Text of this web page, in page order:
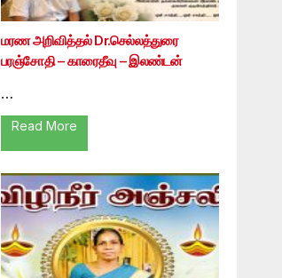
மரண அறிவித்தல் Dr.செல்லத்துரை
பரஞ்சோதி – காரைதீவு – இலண்டன்
…
Read More